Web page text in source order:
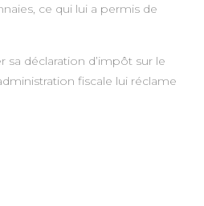
ce qui lui a permis de
déclaration d’impôt sur le
fiscale lui réclame